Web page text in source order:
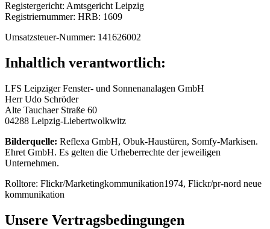
Registergericht: Amtsgericht Leipzig
Registriernummer: HRB: 1609
Umsatzsteuer-Nummer: 141626002
Inhaltlich verantwortlich:
LFS Leipziger Fenster- und Sonnenanalagen GmbH
Herr Udo Schröder
Alte Tauchaer Straße 60
04288 Leipzig-Liebertwolkwitz
Bilderquelle: Reflexa GmbH, Obuk-Haustüren, Somfy-Markisen.
Ehret GmbH. Es gelten die Urheberrechte der jeweiligen
Unternehmen.
Rolltore: Flickr/Marketingkommunikation1974, Flickr/pr-nord neue
kommunikation
Unsere Vertragsbedingungen